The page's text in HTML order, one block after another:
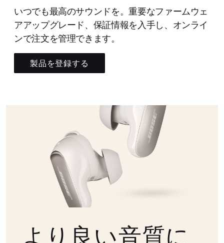
いつでも最高のサウンドを。重要なファームウェ
アアップグレード、保証情報を入手し、オンライ
ンで注文を管理できます。
製品を登録する
より良い音質に